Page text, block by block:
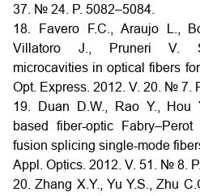
37. № 24. P. 5082–5084.
18. Favero F.C., Araujo L.,
Villatoro J., Pruneri V.
microcavities in optical fibers
Opt. Express. 2012. V. 20. № 7.
19. Duan D.W., Rao Y., Hou
based fiber-optic
fusion splicing single-mode
Appl. Optics. 2012. V. 51. № 8.
20. Zhang X.Y., Yu Y.S., Zhu